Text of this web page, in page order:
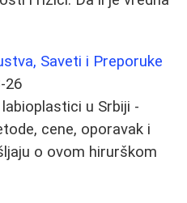
Saveti i Preporuke
26
u Srbiji -
cene, oporavak i
o ovom hirurškom